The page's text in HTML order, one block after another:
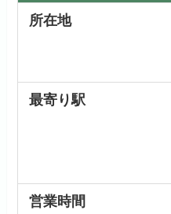
所在地
最寄り駅
営業時間